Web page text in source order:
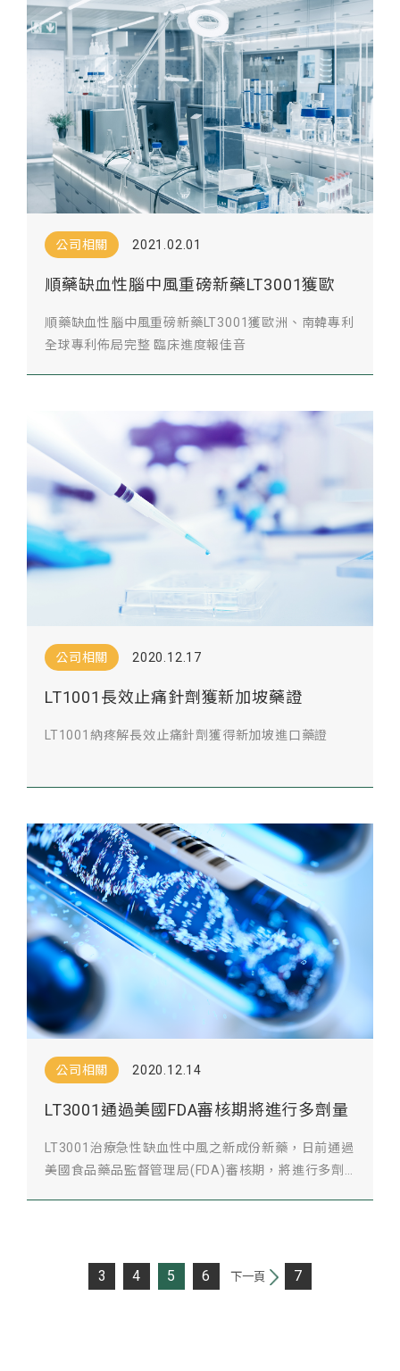
公司相關 2021.02.01
順藥缺血性腦中風重磅新藥LT3001獲歐
洲、南韓專利
順藥缺血性腦中風重磅新藥LT3001獲歐洲、南韓專利
全球專利佈局完整 臨床進度報佳音
公司相關 2020.12.17
LT1001長效止痛針劑獲新加坡藥證
LT1001納疼解長效止痛針劑獲得新加坡進口藥證
公司相關 2020.12.14
LT3001通過美國FDA審核期將進行多劑量
LT3001治療急性缺血性中風之新成份新藥，日前通過
美國食品藥品監督管理局(FDA)審核期，將進行多劑
3 4 5 6 下一頁 7